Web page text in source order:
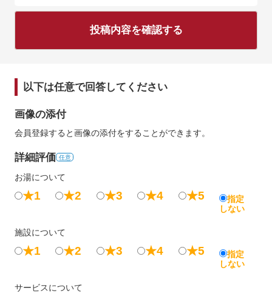
投稿内容を確認する
以下は任意で回答してください
画像の添付
会員登録すると画像の添付をすることができます。
詳細評価 任意
お湯について
★1 ★2 ★3 ★4 ★5
指定
しない
施設について
★1 ★2 ★3 ★4 ★5
指定
しない
サービスについて